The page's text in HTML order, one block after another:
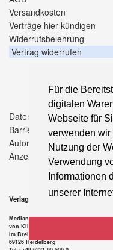
Für die
digitalen
Webseite für
verwenden
Nutzung der
Verwendung
Informationen
unserer
Versandkosten
Verträge hier kündigen
Widerrufsbelehrung
Vertrag widerrufen
Datenschutz
Barrierefreiheitserklärung
Autorenhinweise
Anzeigenpreise
Verlag
Median-Verlag
von Killisch-Horn GmbH
Im Breitspiel 11 a
69126 Heidelberg